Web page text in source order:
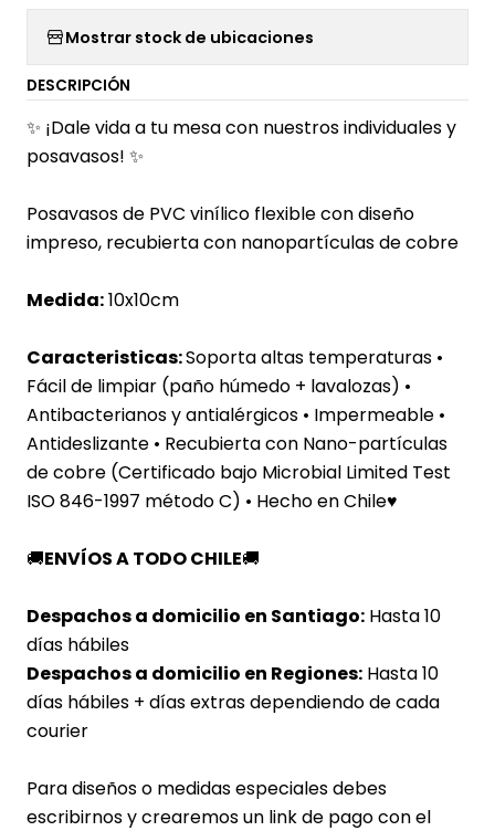
Mostrar stock de ubicaciones
DESCRIPCIÓN
✨ ¡Dale vida a tu mesa con nuestros individuales y
posavasos! ✨
Posavasos de PVC vinílico flexible con diseño
impreso, recubierta con nanopartículas de cobre
Medida:10x10cm
Caracteristicas:Soporta altas temperaturas •
Fácil de limpiar (paño húmedo + lavalozas) •
Antibacterianos y antialérgicos • Impermeable •
Antideslizante • Recubierta con Nano-partículas
de cobre (Certificado bajo Microbial Limited Test
ISO 846-1997 método C) • Hecho en Chile♥
🚚ENVÍOS A TODO CHILE🚚
Despachos a domicilio en Santiago: Hasta 10
días hábiles
Despachos a domicilio en Regiones: Hasta 10
días hábiles + días extras dependiendo de cada
courier
Para diseños o medidas especiales debes
escribirnos y crearemos un link de pago con el